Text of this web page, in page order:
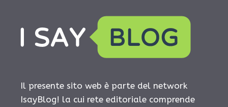
Il presente sito web è parte del network
IsayBlog! la cui rete editoriale comprende